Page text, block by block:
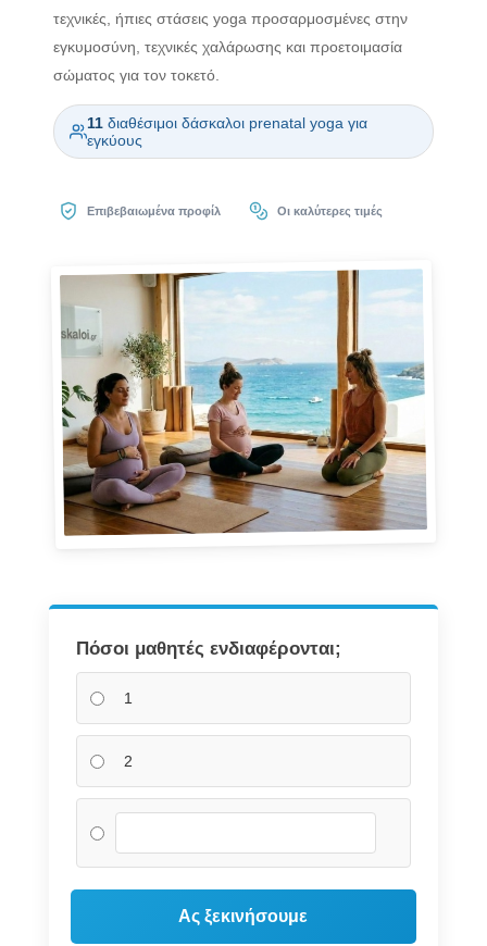
τεχνικές, ήπιες στάσεις yoga προσαρμοσμένες στην
εγκυμοσύνη, τεχνικές χαλάρωσης και προετοιμασία
σώματος για τον τοκετό.
11διαθέσιμοι δάσκαλοι prenatal yoga για
εγκύους
Επιβεβαιωμένα προφίλ Οι καλύτερες τιμές
Πόσοι μαθητές ενδιαφέρονται;
1
2
Ας ξεκινήσουμε